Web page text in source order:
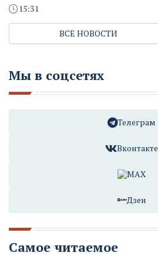
15:31
ВСЕ НОВОСТИ
Мы в соцсетях
Телеграм
Вконтакте
MAX
Дзен
Самое читаемое